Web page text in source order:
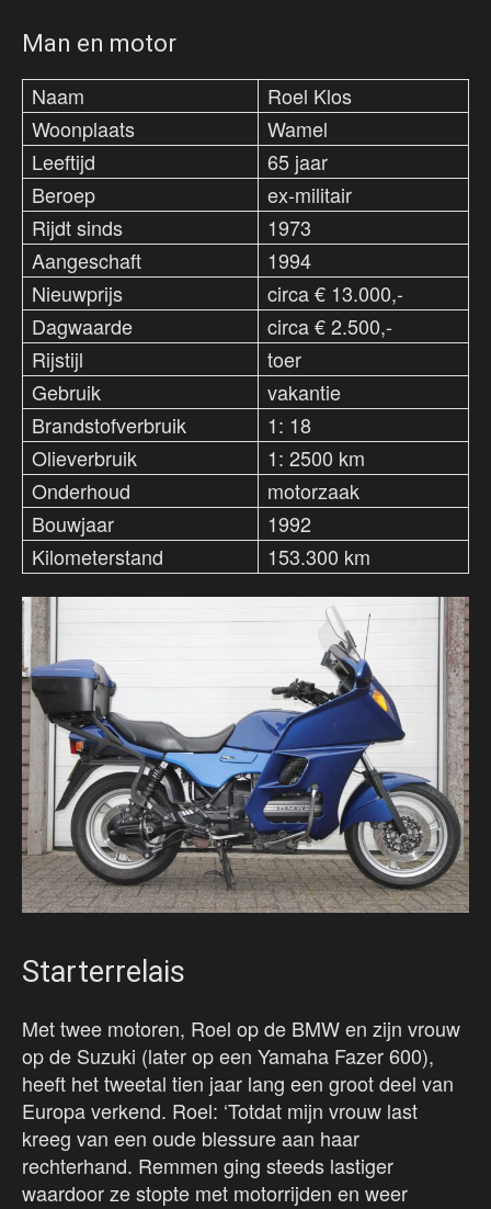
Man en motor
Naam
Roel Klos
Woonplaats
Wamel
Leeftijd
65 jaar
Beroep
ex-militair
Rijdt sinds
1973
Aangeschaft
1994
Nieuwprijs
circa € 13.000,-
Dagwaarde
circa € 2.500,-
Rijstijl
toer
Gebruik
vakantie
Brandstofverbruik
1: 18
Olieverbruik
1: 2500 km
Onderhoud
motorzaak
Bouwjaar
1992
Kilometerstand
153.300 km
Starterrelais
Met twee motoren, Roel op de BMW en zijn vrouw
op de Suzuki (later op een Yamaha Fazer 600),
heeft het tweetal tien jaar lang een groot deel van
Europa verkend. Roel: ‘Totdat mijn vrouw last
kreeg van een oude blessure aan haar
rechterhand. Remmen ging steeds lastiger
waardoor ze stopte met motorrijden en weer